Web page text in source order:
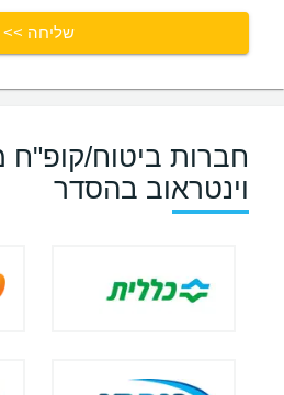
שליחה >>
חברות ביטוח/קופ"ח
וינטראוב בהסדר